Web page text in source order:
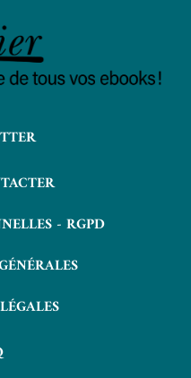
- RGPD